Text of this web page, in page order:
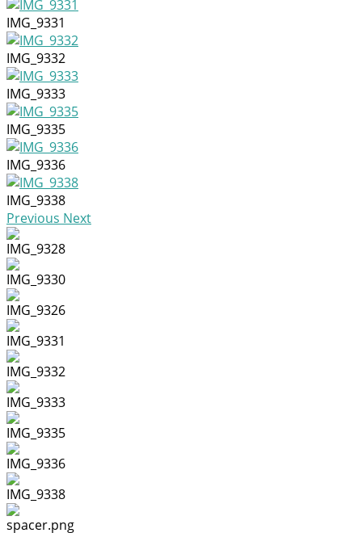
IMG_9331
IMG_9332
IMG_9333
IMG_9335
IMG_9336
IMG_9338
Previous Next